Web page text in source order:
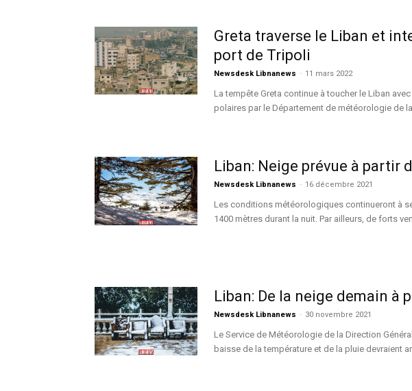
Greta traverse le Liban et
port de Tripoli
Newsdesk Libnanews - 11 mars 2022
La tempête Greta continue à toucher le Liban
polaires par le Département de météorologie de
Liban: Neige prévue à partir
Newsdesk Libnanews - 16 décembre 2021
Les conditions météorologiques continueront à
1400 mètres durant la nuit. Par ailleurs, de forts
Liban: De la neige demain à
Newsdesk Libnanews - 30 novembre 2021
Le Service de Météorologie de la Direction
baisse de la température et de la pluie devraient